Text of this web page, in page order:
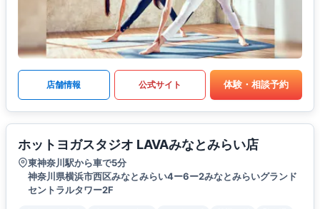
店舗情報 公式サイト 体験・相談予約
ホットヨガスタジオ LAVAみなとみらい店
東神奈川駅から車で5分
神奈川県横浜市西区みなとみらい4ー6ー2みなとみらいグランド
セントラルタワー2F